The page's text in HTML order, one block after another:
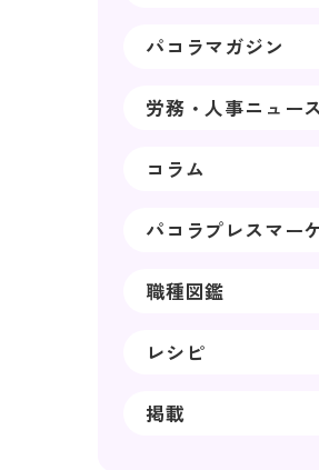
パコラマガジン
労務・人事ニュース
コラム
パコラプレスマー
職種図鑑
レシピ
掲載